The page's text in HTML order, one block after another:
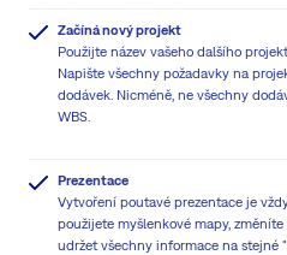
Začíná nový projekt
Použijte název vašeho dalšího
Napište všechny požadavky na
dodávek. Nicméně, ne všechny
WBS.
Prezentace
Vytvoření poutavé prezentace je
použijete myšlenkové mapy,
udržet všechny informace na stejné